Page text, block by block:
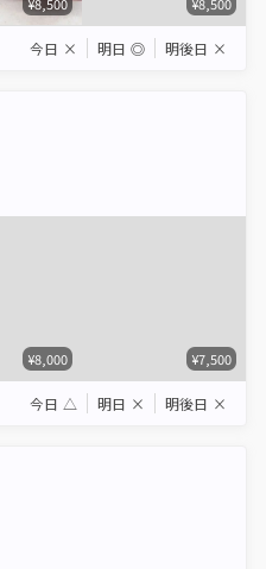
今日 × 明日 ◎ 明後日 ×
¥8,000 ¥7,500
今日 △ 明日 × 明後日 ×